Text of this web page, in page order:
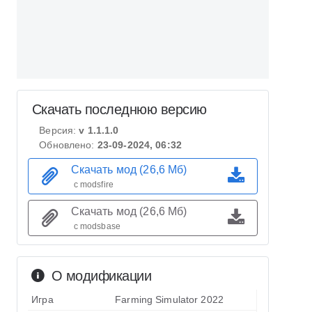
О модификации
Игра Farming Simulator 2022
Скачать последнюю версию
Версия:v 1.1.1.0
Обновлено: 23-09-2024, 06:32
Скачать мод (26,6 Мб)
с modsfire
Скачать мод (26,6 Мб)
с modsbase